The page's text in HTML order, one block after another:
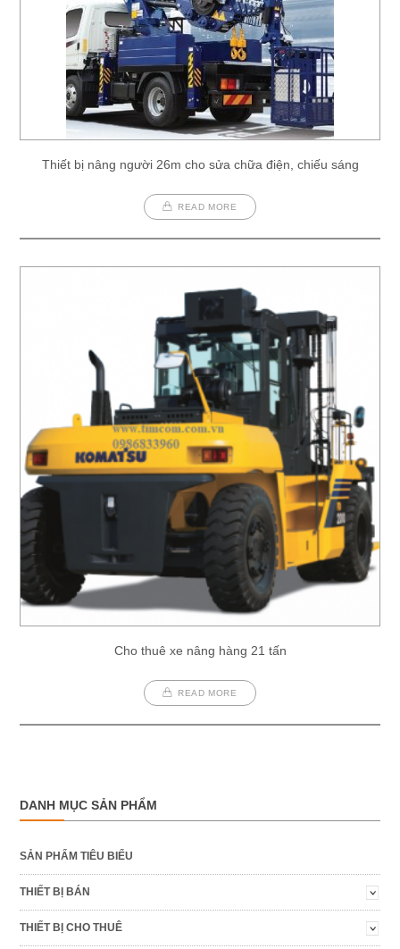
Thiết bị nâng người 26m cho sửa chữa điện, chiếu sáng
READ MORE
Cho thuê xe nâng hàng 21 tấn
READ MORE
DANH MỤC SẢN PHẨM
SẢN PHẨM TIÊU BIỂU
THIẾT BỊ BÁN
THIẾT BỊ CHO THUÊ